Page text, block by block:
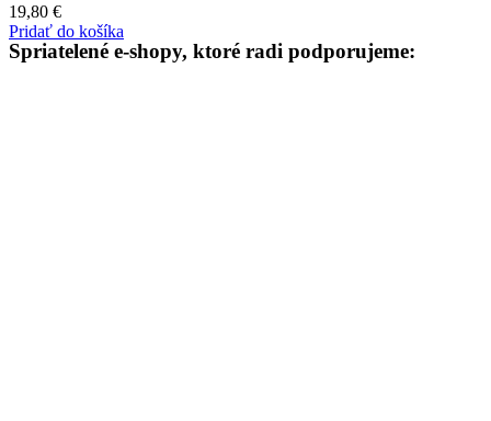
19,80 €
Pridať do košíka
Spriatelené e-shopy, ktoré radi podporujeme: